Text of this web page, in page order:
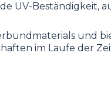
UV-Beständigkeit,
und
im Laufe der